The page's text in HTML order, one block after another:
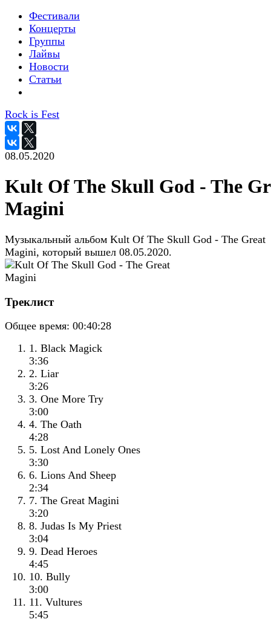
Фестивали
Концерты
Группы
Лайвы
Новости
Статьи
Rock is Fest
08.05.2020
Kult Of The Skull God - The
Magini
Музыкальный альбом Kult Of The Skull God - The Great
Magini, который вышел 08.05.2020.
Треклист
Общее время: 00:40:28
1. Black Magick
3:36
2. Liar
3:26
3. One More Try
3:00
4. The Oath
4:28
5. Lost And Lonely Ones
3:30
6. Lions And Sheep
2:34
7. The Great Magini
3:20
8. Judas Is My Priest
3:04
9. Dead Heroes
4:45
10. Bully
3:00
11. Vultures
5:45